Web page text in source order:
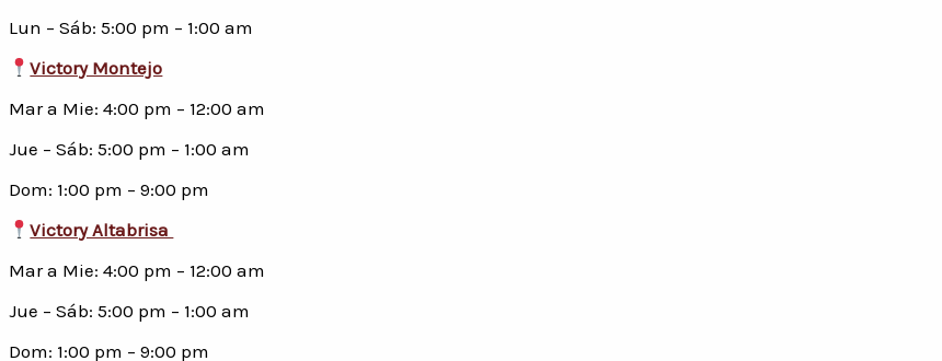
Lun – Sáb: 5:00 pm – 1:00 am
Victory Montejo
Mar a Mie: 4:00 pm – 12:00 am
Jue – Sáb: 5:00 pm – 1:00 am
Dom: 1:00 pm – 9:00 pm
Victory Altabrisa
Mar a Mie: 4:00 pm – 12:00 am
Jue – Sáb: 5:00 pm – 1:00 am
Dom: 1:00 pm – 9:00 pm